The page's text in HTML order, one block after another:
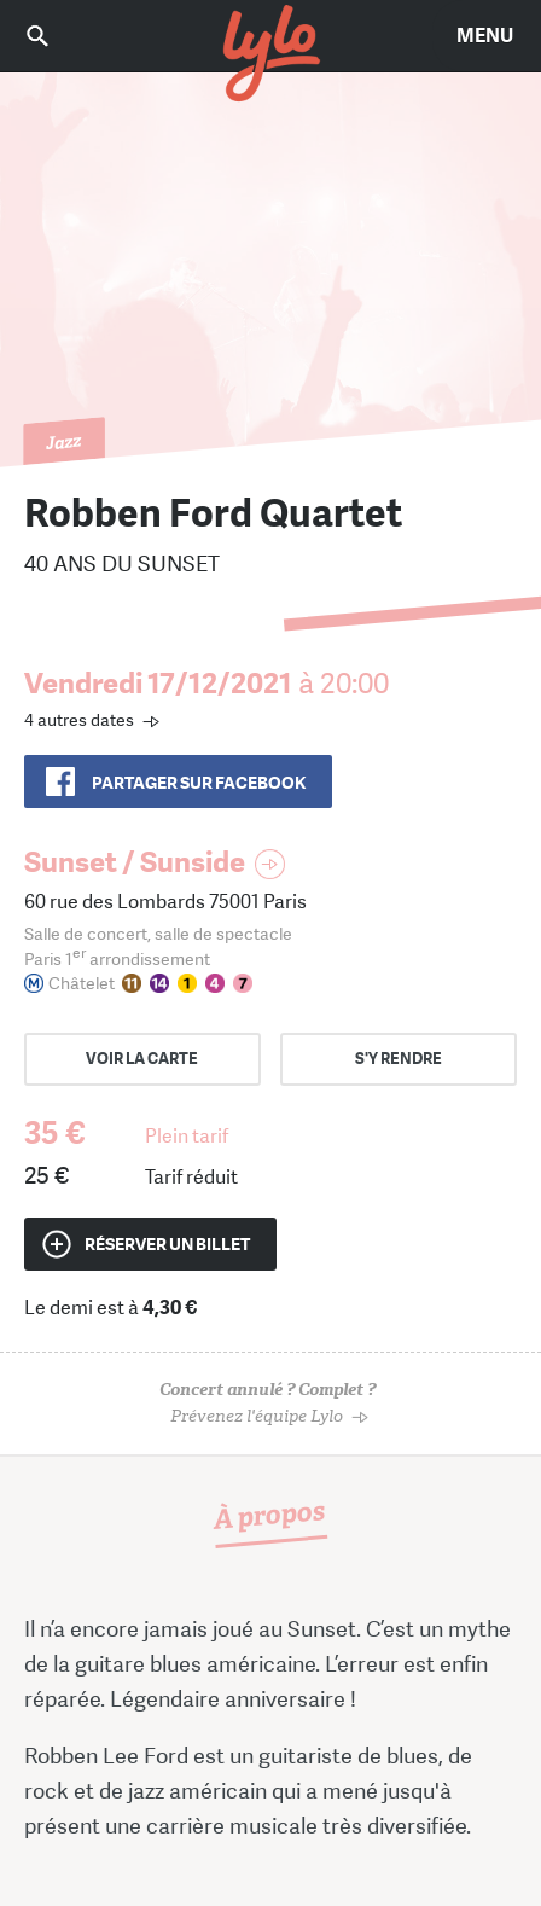
MENU
Jazz
Robben Ford Quartet
40 ANS DU SUNSET
Vendredi 17/12/2021 à 20:00
4 autres dates
PARTAGER SUR FACEBOOK
Sunset / Sunside
60 rue des Lombards 75001 Paris
Salle de concert, salle de spectacle
Paris 1erarrondissement
Châtelet
VOIR LA CARTE S'Y RENDRE
35 € Plein tarif
25 € Tarif réduit
RÉSERVER UN BILLET
Le demi est à4,30 €
Concert annulé ? Complet ?
Prévenez l'équipe Lylo
À propos
Il n’a encore jamais joué au Sunset. C’est un mythe
de la guitare blues américaine. L’erreur est enfin
réparée. Légendaire anniversaire !
Robben Lee Ford est un guitariste de blues, de
rock et de jazz américain qui a mené jusqu'à
présent une carrière musicale très diversifiée.